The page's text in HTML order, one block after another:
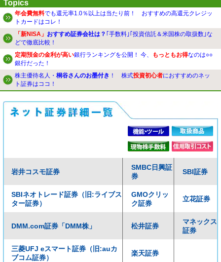
Topics
年会費無料でも還元率1.0％以上は当たり前！ おすすめの高還元クレジッ
トカードはコレ！
「新NISA」 おすすめ証券会社は？ ｢手数料｣｢投資信託＆米国株の取扱数｣な
どで徹底比較！
定期預金の金利が高い銀行ランキングを公開！ 今、 もっともお得なのは○○
銀行だった！
株主優待名人・ 桐谷さんのお墨付き ！ 株式投資初心者におすすめのネッ
ト証券はココ！
岩井コスモ証券
SMBC日興証
券
SBI証券
SBIネオトレード証券（旧:ライブス
ター証券）
GMOクリッ
ク証券
立花証券
DMM.com証券「DMM株」 松井証券
マネックス
証券
三菱UFJ eスマート証券（旧:auカ
ブコム証券）
楽天証券